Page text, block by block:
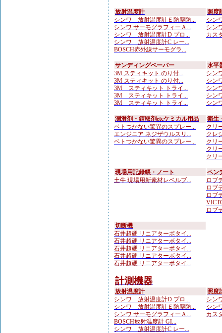
放射温度計
シンワ 放射温度計Ｅ防塵防...
シンワ サーモグラフィーＡ...
シンワ 放射温度計D プロ...
シンワ 放射温度計C レー...
BOSCH赤外線サーモグラ...
照度
シン
シン
カス
サンディングペーパー
3M スティキット のり付...
3M スティキット のり付...
3M スティキット トライ...
3M スティキット トライ...
3M スティキット トライ...
水平
シン
シン
シン
シン
シン
潤滑剤・錆取剤etcケミカル用品
ベトつかない驚異のスプレー...
エンジニア ネジザウルスリ...
ベトつかない驚異のスプレー...
衛生
クリ
クレ
クリ
クリ
クリ
現場用記録帳・ノート
土牛 現場用新素材レベルブ...
ペン
ロブ
ロブ
ロブ
ロブ
切断機
石井超硬 リニアターボタイ...
石井超硬 リニアターボタイ...
石井超硬 リニアターボタイ...
石井超硬 リニアターボタイ...
石井超硬 リニアターボタイ...
計測機器
放射温度計
シンワ 放射温度計D プロ...
シンワ 放射温度計Ｅ防塵防...
シンワ サーモグラフィーＡ...
BOSCH放射温度計 GI...
シンワ 放射温度計C レー...
照度
シン
シン
カス